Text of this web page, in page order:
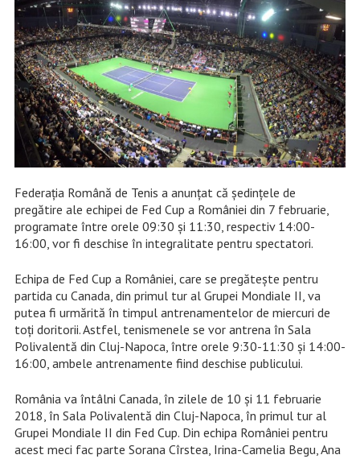
Federaţia Română de Tenis a anunţat că şedinţele de
pregătire ale echipei de Fed Cup a României din 7 februarie,
programate între orele 09:30 şi 11:30, respectiv 14:00-
16:00, vor fi deschise în integralitate pentru spectatori.
Echipa de Fed Cup a României, care se pregăteşte pentru
partida cu Canada, din primul tur al Grupei Mondiale II, va
putea fi urmărită în timpul antrenamentelor de miercuri de
toţi doritorii. Astfel, tenismenele se vor antrena în Sala
Polivalentă din Cluj-Napoca, între orele 9:30-11:30 şi 14:00-
16:00, ambele antrenamente fiind deschise publicului.
România va întâlni Canada, în zilele de 10 şi 11 februarie
2018, în Sala Polivalentă din Cluj-Napoca, în primul tur al
Grupei Mondiale II din Fed Cup. Din echipa României pentru
acest meci fac parte Sorana Cîrstea, Irina-Camelia Begu, Ana